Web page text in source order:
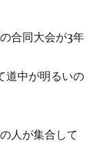
合同大会が3年
道中が明るいの
人が集合して